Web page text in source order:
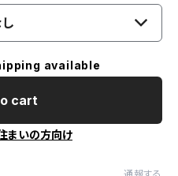
available
cart
まいの方向け